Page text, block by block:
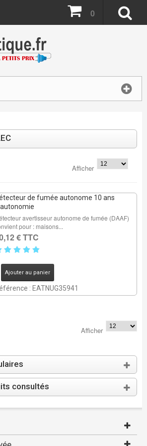
0
Afficher
de fumée autonome 10 ans
avertisseur autonome de fumée (DAAF)
pour : maisons...
€ TTC
Ajouter au panier
: EATNUG35941
Afficher
consultés